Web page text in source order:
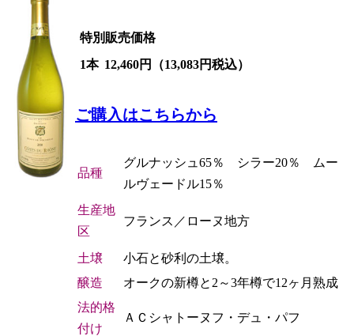
特別販売価格
1本 12,460円（13,083円税込）
ご購入はこちらから
品種
グルナッシュ65％ シラー20％ ムー
ルヴェードル15％
生産地
区
フランス／ローヌ地方
土壌
小石と砂利の土壌。
醸造
オークの新樽と2～3年樽で12ヶ月熟成
法的格
付け
ＡＣシャトーヌフ・デュ・パフ